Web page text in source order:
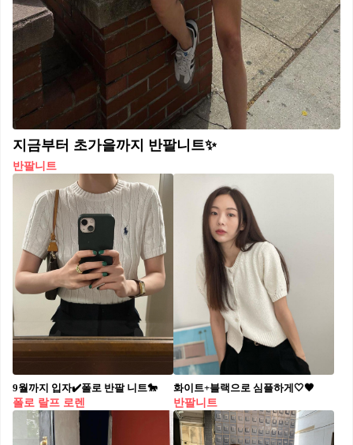
지금부터 초가을까지 반팔니트✨
반팔니트
9월까지 입자✔️폴로 반팔 니트🐎
폴로 랄프 로렌
화이트+블랙으로 심플하게🤍🖤
반팔니트